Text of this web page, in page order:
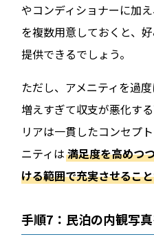
やコンディショナーに加
を複数用意しておくと、
提供できるでしょう。
ただし、アメニティを過
増えすぎて収支が悪化す
リアは一貫したコンセプ
ニティは 満足度を高めつ
ける範囲で充実させるこ
手順7：民泊の内観写